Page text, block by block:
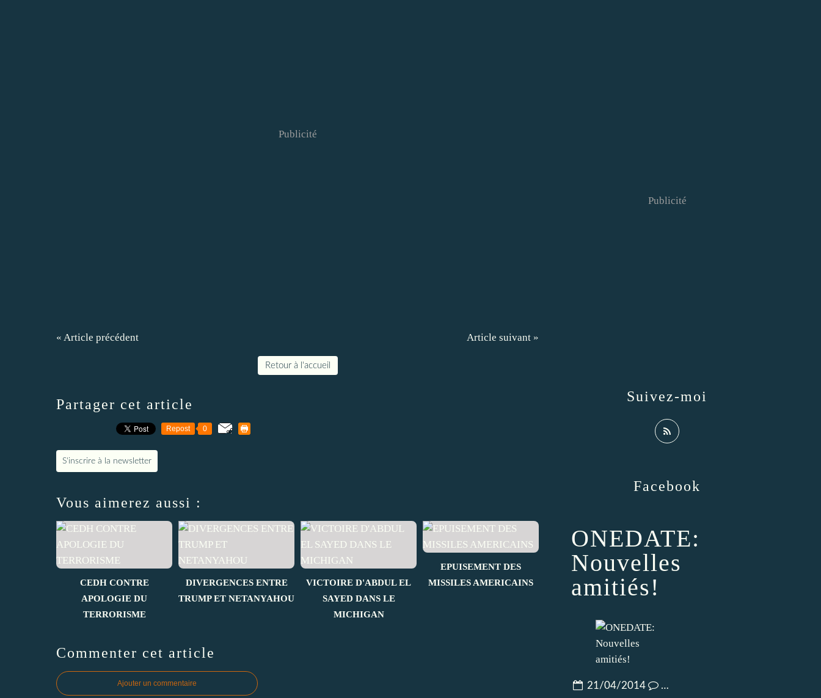
Publicité
« Article précédent Article suivant »
Retour à l'accueil
Partager cet article
Repost 0
S'inscrire à la newsletter
Vous aimerez aussi :
CEDH CONTRE
APOLOGIE DU
TERRORISME
DIVERGENCES ENTRE
TRUMP ET NETANYAHOU
VICTOIRE D'ABDUL EL
SAYED DANS LE
MICHIGAN
EPUISEMENT DES
MISSILES AMERICAINS
Commenter cet article
Ajouter un commentaire
Suivez-moi
Facebook
ONEDATE:
Nouvelles
amitiés!
21/04/2014 …
Publicité